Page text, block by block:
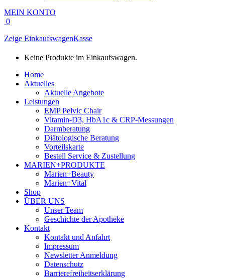
MEIN KONTO
0
Zeige EinkaufswagenKasse
Keine Produkte im Einkaufswagen.
Home
Aktuelles
Aktuelle Angebote
Leistungen
EMP Pelvic Chair
Vitamin-D3, HbA1c & CRP-Messungen
Darmberatung
Diätologische Beratung
Vorteilskarte
Bestell Service & Zustellung
MARIEN+PRODUKTE
Marien+Beauty
Marien+Vital
Shop
ÜBER UNS
Unser Team
Geschichte der Apotheke
Kontakt
Kontakt und Anfahrt
Impressum
Newsletter Anmeldung
Datenschutz
Barrierefreiheitserklärung